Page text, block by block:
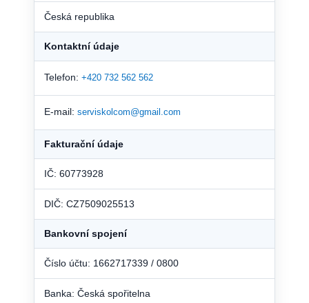
Česká republika
Kontaktní údaje
Telefon: +420 732 562 562
E-mail: serviskolcom@gmail.com
Fakturační údaje
IČ: 60773928
DIČ: CZ7509025513
Bankovní spojení
Číslo účtu: 1662717339 / 0800
Banka: Česká spořitelna